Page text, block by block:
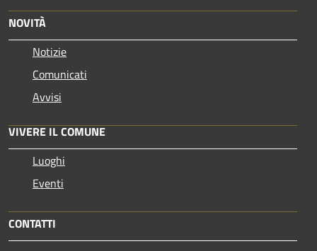
NOVITÀ
Notizie
Comunicati
Avvisi
VIVERE IL COMUNE
Luoghi
Eventi
CONTATTI